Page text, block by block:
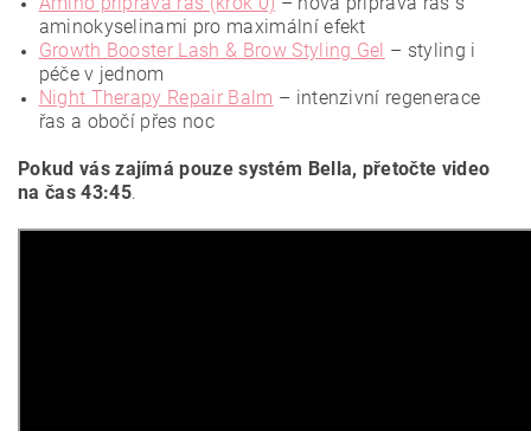
aminokyselinami pro maximální efekt
Growth Booster Lash & Brow Styling Gel – styling i
péče v jednom
Night Therapy Repair Balm – intenzivní regenerace
řas a obočí přes noc
Pokud vás zajímá pouze systém Bella, přetočte video
na čas 43:45.